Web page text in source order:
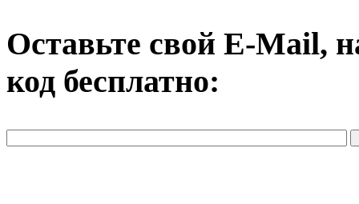
Оставьте свой E-Mail,
код бесплатно: